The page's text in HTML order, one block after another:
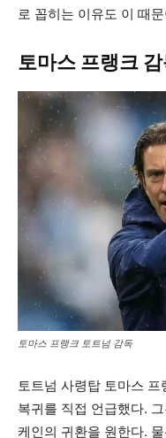
로 꼽히는 이유도 이 때
토마스 프랭크
토마스 프랭크 토트넘 감독
토트넘 사령탑 토마스
복귀를 직접 언급했다.
케인의 귀환을 원한다.